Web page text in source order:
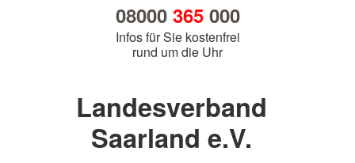
08000 365000
Infos für Sie kostenfrei
rund um die Uhr
Landesverband
Saarland e.V.